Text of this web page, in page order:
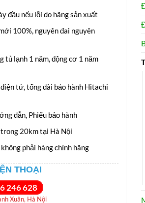
hiện
tại
64.850.000VNĐ.
đầu nếu lỗi do hãng sản xuất
100%, nguyên đai nguyên
tủ lạnh 1 năm, động cơ 1 năm
tử, tổng đài bảo hành Hitachi
dẫn, Phiếu bảo hành
20km tại Hà Nội
phải hàng chính hãng
THOẠI
246 628
Xuân, Hà Nội